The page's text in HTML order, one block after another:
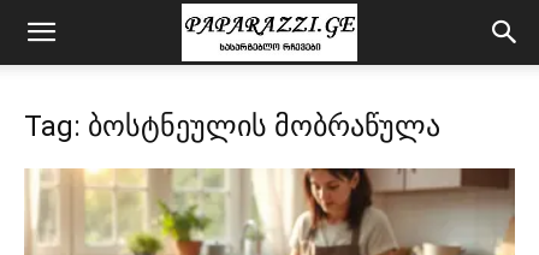
Tag: ბოსტნეულის მობრაწულა